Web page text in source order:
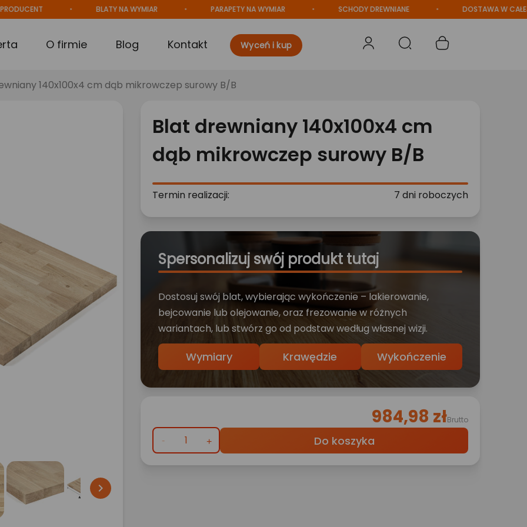
BLATY NA WYMIAR PARAPETY NA WYMIAR SCHODY DREWNIANE DOSTAWA W CAŁEJ
O firmie Blog Kontakt Wyceń i kup
140x100x4 cm dąb mikrowczep surowy B/B

Blat drewniany 140x100x4 cm
dąb mikrowczep surowy B/B
Termin realizacji: 7 dni roboczych
Spersonalizuj swój produkt tutaj
Dostosuj swój blat, wybierając wykończenie – lakierowanie,
bejcowanie lub olejowanie, oraz frezowanie w różnych
wariantach, lub stwórz go od podstaw według własnej wizji.
Wymiary Krawędzie Wykończenie
984,98 złBrutto
Do koszyka